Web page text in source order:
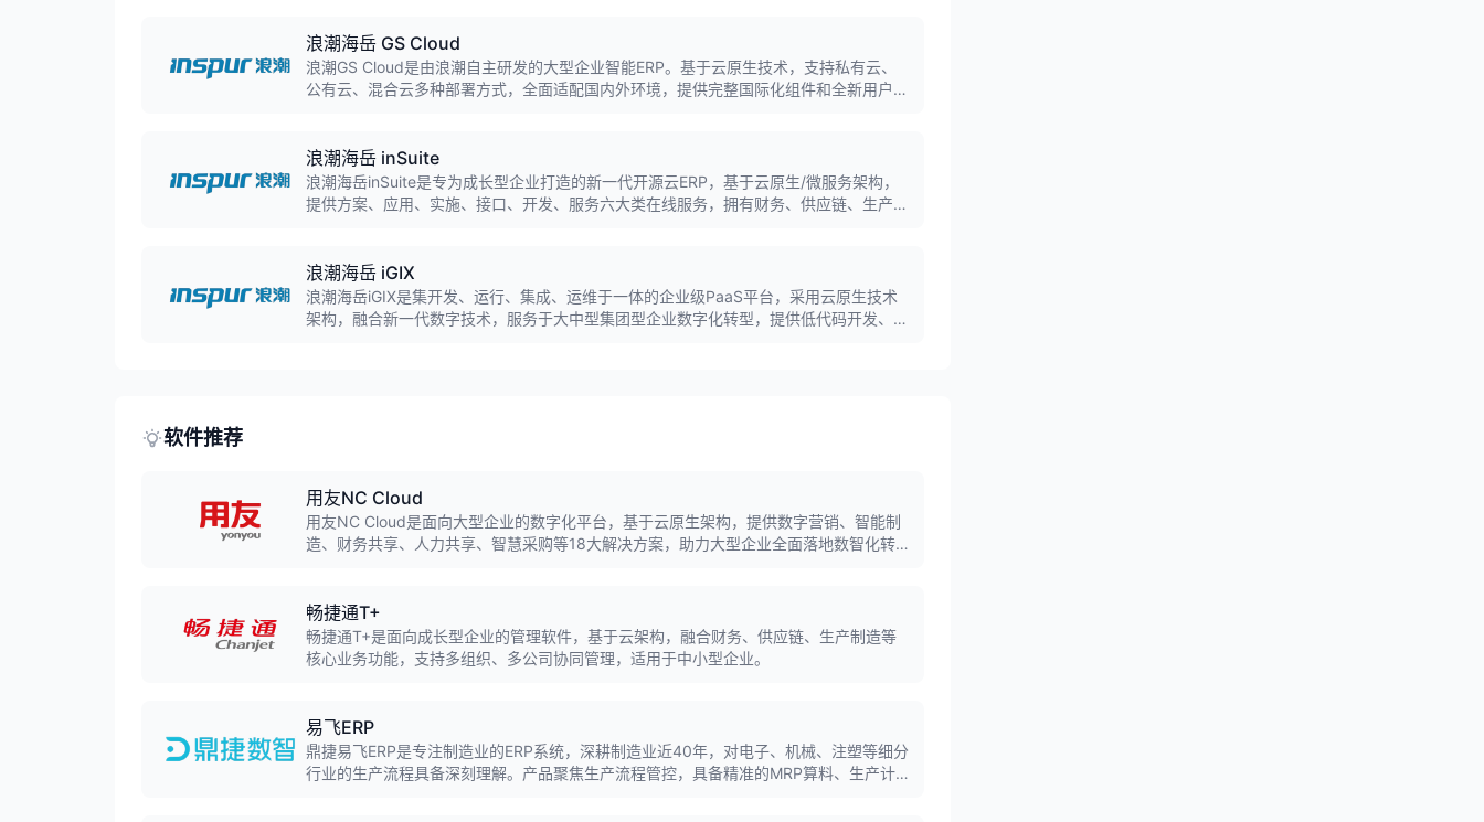
浪潮海岳 GS Cloud
浪潮GS Cloud是由浪潮自主研发的大型企业智能ERP。基于云原生技术，支持私有云、
公有云、混合云多种部署方式，全面适配国内外环境，提供完整国际化组件和全新用户体
浪潮海岳 inSuite
浪潮海岳inSuite是专为成长型企业打造的新一代开源云ERP，基于云原生/微服务架构，
提供方案、应用、实施、接口、开发、服务六大类在线服务，拥有财务、供应链、生产、
浪潮海岳 iGIX
浪潮海岳iGIX是集开发、运行、集成、运维于一体的企业级PaaS平台，采用云原生技术
架构，融合新一代数字技术，服务于大中型集团型企业数字化转型，提供低代码开发、
软件推荐
用友NC Cloud
用友NC Cloud是面向大型企业的数字化平台，基于云原生架构，提供数字营销、智能制
造、财务共享、人力共享、智慧采购等18大解决方案，助力大型企业全面落地数智化转
畅捷通T+
畅捷通T+是面向成长型企业的管理软件，基于云架构，融合财务、供应链、生产制造等
核心业务功能，支持多组织、多公司协同管理，适用于中小型企业。
易飞ERP
鼎捷易飞ERP是专注制造业的ERP系统，深耕制造业近40年，对电子、机械、注塑等细分
行业的生产流程具备深刻理解。产品聚焦生产流程管控，具备精准的MRP算料、生产计划